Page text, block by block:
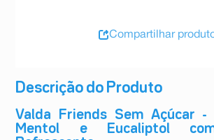
Descrição do Produto
Valda Friends Sem Açúcar -
Mentol e Eucaliptol
Compartilhar